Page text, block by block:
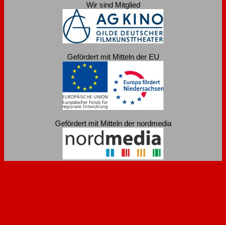
Wir sind Mitglied
Gefördert mit Mitteln der EU
Gefördert mit Mitteln der nordmedia